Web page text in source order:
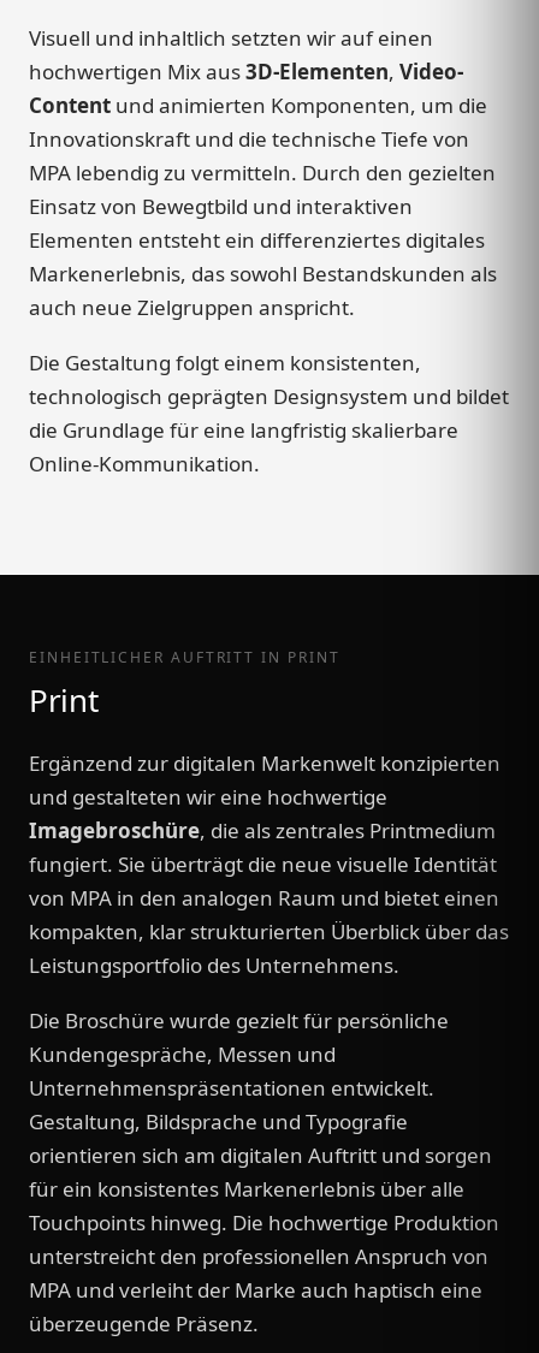
Visuell und inhaltlich setzten wir auf einen
hochwertigen Mix aus3D-Elementen, Video-
Content und animierten Komponenten, um die
Innovationskraft und die technische Tiefe von
MPA lebendig zu vermitteln. Durch den gezielten
Einsatz von Bewegtbild und interaktiven
Elementen entsteht ein differenziertes digitales
Markenerlebnis, das sowohl Bestandskunden als
auch neue Zielgruppen anspricht.
Die Gestaltung folgt einem konsistenten,
technologisch geprägten Designsystem und bildet
die Grundlage für eine langfristig skalierbare
Online-Kommunikation.
EINHEITLICHER AUFTRITT IN PRINT
Print
Ergänzend zur digitalen Markenwelt konzipierten
und gestalteten wir eine hochwertige
Imagebroschüre, die als zentrales Printmedium
fungiert. Sie überträgt die neue visuelle Identität
von MPA in den analogen Raum und bietet einen
kompakten, klar strukturierten Überblick über das
Leistungsportfolio des Unternehmens.
Die Broschüre wurde gezielt für persönliche
Kundengespräche, Messen und
Unternehmenspräsentationen entwickelt.
Gestaltung, Bildsprache und Typografie
orientieren sich am digitalen Auftritt und sorgen
für ein konsistentes Markenerlebnis über alle
Touchpoints hinweg. Die hochwertige Produktion
unterstreicht den professionellen Anspruch von
MPA und verleiht der Marke auch haptisch eine
überzeugende Präsenz.